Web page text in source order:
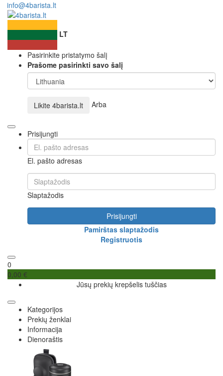
info@4barista.lt
LT
Pasirinkite pristatymo šalį
Prašome pasirinkti savo šalį
Likite 4barista.lt Arba
Prisijungti
El. pašto adresas
Slaptažodis
Prisijungti
Pamirštas slaptažodis
Registruotis
0
0,00 €
Jūsų prekių krepšelis tuščias
Kategorijos
Prekių ženklai
Informacija
Dienoraštis